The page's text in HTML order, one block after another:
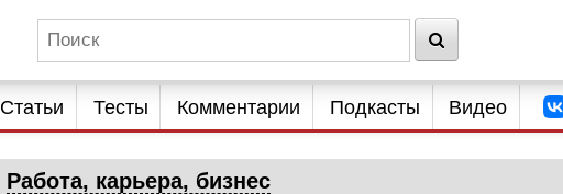
Статьи Тесты Комментарии Подкасты Видео
Работа, карьера, бизнес